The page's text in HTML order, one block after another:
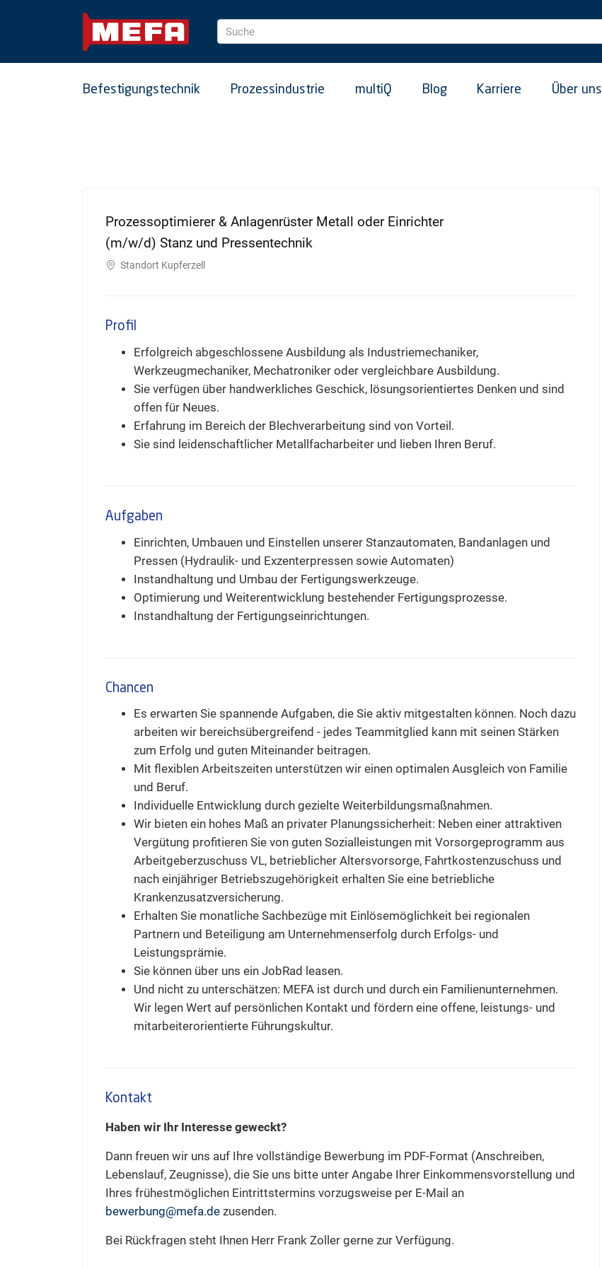
Suche
Befestigungstechnik Prozessindustrie multiQ Blog Karriere Über uns
Prozessoptimierer & Anlagenrüster Metall oder Einrichter
(m/w/d) Stanz und Pressentechnik
Standort Kupferzell
Profil
Erfolgreich abgeschlossene Ausbildung als Industriemechaniker,
Werkzeugmechaniker, Mechatroniker oder vergleichbare Ausbildung.
Sie verfügen über handwerkliches Geschick, lösungsorientiertes Denken und sind
offen für Neues.
Erfahrung im Bereich der Blechverarbeitung sind von Vorteil.
Sie sind leidenschaftlicher Metallfacharbeiter und lieben Ihren Beruf.
Aufgaben
Einrichten, Umbauen und Einstellen unserer Stanzautomaten, Bandanlagen und
Pressen (Hydraulik- und Exzenterpressen sowie Automaten)
Instandhaltung und Umbau der Fertigungswerkzeuge.
Optimierung und Weiterentwicklung bestehender Fertigungsprozesse.
Instandhaltung der Fertigungseinrichtungen.
Chancen
Es erwarten Sie spannende Aufgaben, die Sie aktiv mitgestalten können. Noch dazu
arbeiten wir bereichsübergreifend - jedes Teammitglied kann mit seinen Stärken
zum Erfolg und guten Miteinander beitragen.
Mit flexiblen Arbeitszeiten unterstützen wir einen optimalen Ausgleich von Familie
und Beruf.
Individuelle Entwicklung durch gezielte Weiterbildungsmaßnahmen.
Wir bieten ein hohes Maß an privater Planungssicherheit: Neben einer attraktiven
Vergütung profitieren Sie von guten Sozialleistungen mit Vorsorgeprogramm aus
Arbeitgeberzuschuss VL, betrieblicher Altersvorsorge, Fahrtkostenzuschuss und
nach einjähriger Betriebszugehörigkeit erhalten Sie eine betriebliche
Krankenzusatzversicherung.
Erhalten Sie monatliche Sachbezüge mit Einlösemöglichkeit bei regionalen
Partnern und Beteiligung am Unternehmenserfolg durch Erfolgs- und
Leistungsprämie.
Sie können über uns ein JobRad leasen.
Und nicht zu unterschätzen: MEFA ist durch und durch ein Familienunternehmen.
Wir legen Wert auf persönlichen Kontakt und fördern eine offene, leistungs- und
mitarbeiterorientierte Führungskultur.
Kontakt
Haben wir Ihr Interesse geweckt?
Dann freuen wir uns auf Ihre vollständige Bewerbung im PDF-Format (Anschreiben,
Lebenslauf, Zeugnisse), die Sie uns bitte unter Angabe Ihrer Einkommensvorstellung und
Ihres frühest­möglichen Eintrittstermins vorzugsweise per E-Mail an
bewerbung@mefa.de zusenden.
Bei Rückfragen steht Ihnen Herr Frank Zoller gerne zur Verfügung.